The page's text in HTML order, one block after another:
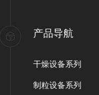
产品导航
干燥设备系列
制粒设备系列